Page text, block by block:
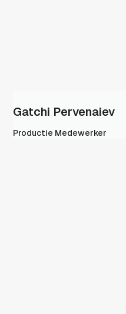
Gatchi Pervenaiev
Productie Medewerker